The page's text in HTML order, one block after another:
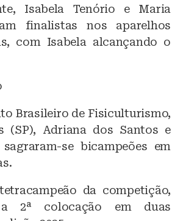
Isabela Tenório e Maria
finalistas nos aparelhos
com Isabela alcançando o
Brasileiro de Fisiculturismo,
(SP), Adriana dos Santos e
se bicampeões em
da competição,
2ª colocação em duas